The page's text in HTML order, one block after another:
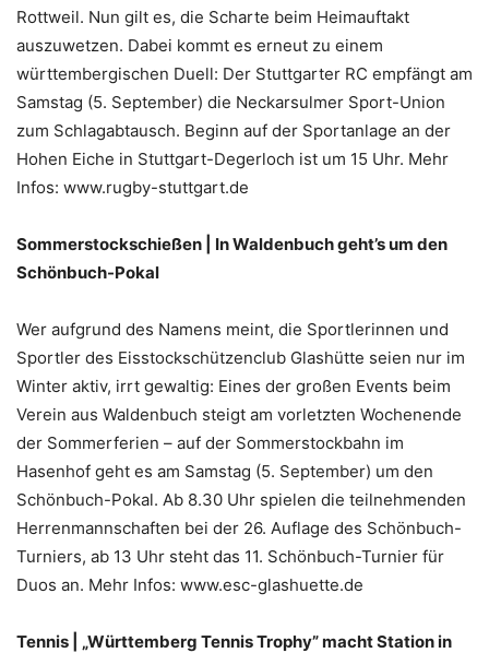
Rottweil. Nun gilt es, die Scharte beim Heimauftakt
auszuwetzen. Dabei kommt es erneut zu einem
württembergischen Duell: Der Stuttgarter RC empfängt am
Samstag (5. September) die Neckarsulmer Sport-Union
zum Schlagabtausch. Beginn auf der Sportanlage an der
Hohen Eiche in Stuttgart-Degerloch ist um 15 Uhr. Mehr
Infos: www.rugby-stuttgart.de
Sommerstockschießen | In Waldenbuch geht’s um den
Schönbuch-Pokal
Wer aufgrund des Namens meint, die Sportlerinnen und
Sportler des Eisstockschützenclub Glashütte seien nur im
Winter aktiv, irrt gewaltig: Eines der großen Events beim
Verein aus Waldenbuch steigt am vorletzten Wochenende
der Sommerferien – auf der Sommerstockbahn im
Hasenhof geht es am Samstag (5. September) um den
Schönbuch-Pokal. Ab 8.30 Uhr spielen die teilnehmenden
Herrenmannschaften bei der 26. Auflage des Schönbuch-
Turniers, ab 13 Uhr steht das 11. Schönbuch-Turnier für
Duos an. Mehr Infos: www.esc-glashuette.de
Tennis | „Württemberg Tennis Trophy” macht Station in